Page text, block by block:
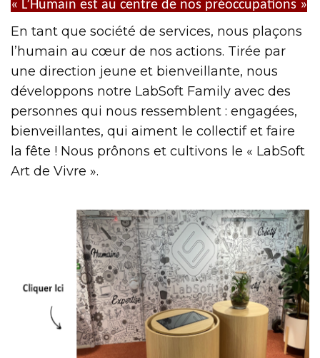
« L’Humain est au centre de nos préoccupations »
En tant que société de services, nous plaçons
l’humain au cœur de nos actions. Tirée par
une direction jeune et bienveillante, nous
développons notre LabSoft Family avec des
personnes qui nous ressemblent : engagées,
bienveillantes, qui aiment le collectif et faire
la fête ! Nous prônons et cultivons le « LabSoft
Art de Vivre ».